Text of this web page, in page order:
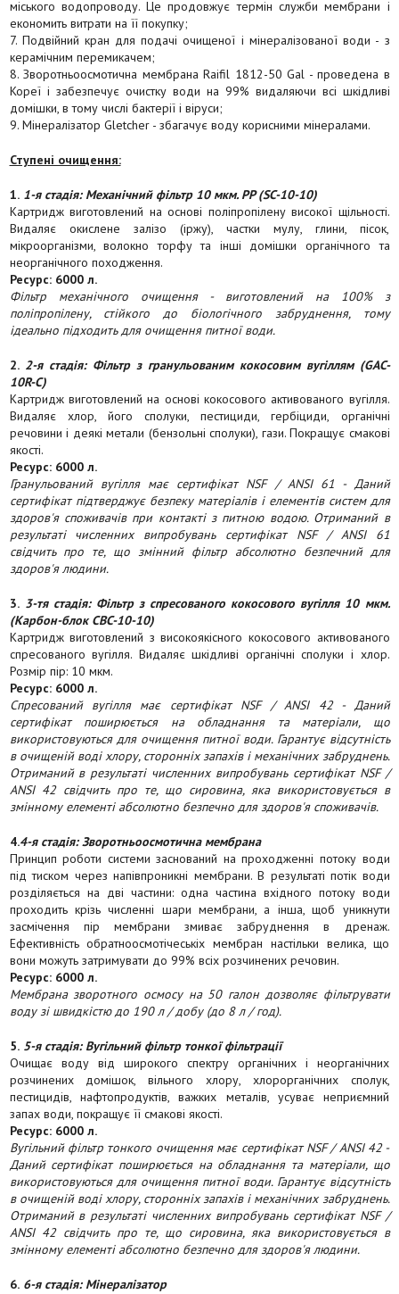
міського водопроводу. Це продовжує термін служби мембрани і
економить витрати на її покупку;
7. Подвійний кран для подачі очищеної і мінералізованої води - з
керамічним перемикачем;
8. Зворотньоосмотична мембрана Raifil 1812-50 Gal - проведена в
Кореї і забезпечує очистку води на 99% видаляючи всі шкідливі
домішки, в тому числі бактерії і віруси;
9. Мінералізатор Gletcher - збагачує воду корисними мінералами.
Ступені очищення:
1. 1-я стадія: Механічний фільтр 10 мкм. PP (SC-10-10)
Картридж виготовлений на основі поліпропілену високої щільності.
Видаляє окислене залізо (іржу), частки мулу, глини, пісок,
мікроорганізми, волокно торфу та інші домішки органічного та
неорганічного походження.
Ресурс: 6000 л.
Фільтр механічного очищення - виготовлений на 100% з
поліпропілену, стійкого до біологічного забруднення, тому
ідеально підходить для очищення питної води.
2. 2-я стадія: Фільтр з гранульованим кокосовим вугіллям (GAC-
10R-C)
Картридж виготовлений на основі кокосового активованого вугілля.
Видаляє хлор, його сполуки, пестициди, гербіциди, органічні
речовини і деякі метали (бензольні сполуки), гази. Покращує смакові
якості.
Ресурс: 6000 л.
Гранульований вугілля має сертифікат NSF / ANSI 61 - Даний
сертифікат підтверджує безпеку матеріалів і елементів систем для
здоров'я споживачів при контакті з питною водою. Отриманий в
результаті численних випробувань сертифікат NSF / ANSI 61
свідчить про те, що змінний фільтр абсолютно безпечний для
здоров'я людини.
3.3-тя стадія: Фільтр з спресованого кокосового вугілля 10 мкм.
(Карбон-блок CBC-10-10)
Картридж виготовлений з високоякісного кокосового активованого
спресованого вугілля. Видаляє шкідливі органічні сполуки і хлор.
Розмір пір: 10 мкм.
Ресурс: 6000 л.
Спресований вугілля має сертифікат NSF / ANSI 42 - Даний
сертифікат поширюється на обладнання та матеріали, що
використовуються для очищення питної води. Гарантує відсутність
в очищеній воді хлору, сторонніх запахів і механічних забруднень.
Отриманий в результаті численних випробувань сертифікат NSF /
ANSI 42 свідчить про те, що сировина, яка використовується в
змінному елементі абсолютно безпечно для здоров'я споживачів.
4.4-я стадія: Зворотньоосмотична мембрана
Принцип роботи системи заснований на проходженні потоку води
під тиском через напівпроникні мембрани. В результаті потік води
розділяється на дві частини: одна частина вхідного потоку води
проходить крізь численні шари мембрани, а інша, щоб уникнути
засмічення пір мембрани змиває забруднення в дренаж.
Ефективність обратноосмотічеськіх мембран настільки велика, що
вони можуть затримувати до 99% всіх розчинених речовин.
Ресурс: 6000 л.
Мембрана зворотного осмосу на 50 галон дозволяє фільтрувати
воду зі швидкістю до 190 л / добу (до 8 л / год).
5. 5-я стадія: Вугільний фільтр тонкої фільтрації
Очищає воду від широкого спектру органічних і неорганічних
розчинених домішок, вільного хлору, хлорорганічних сполук,
пестицидів, нафтопродуктів, важких металів, усуває неприємний
запах води, покращує її смакові якості.
Ресурс: 6000 л.
Вугільний фільтр тонкого очищення має сертифікат NSF / ANSI 42 -
Даний сертифікат поширюється на обладнання та матеріали, що
використовуються для очищення питної води. Гарантує відсутність
в очищеній воді хлору, сторонніх запахів і механічних забруднень.
Отриманий в результаті численних випробувань сертифікат NSF /
ANSI 42 свідчить про те, що сировина, яка використовується в
змінному елементі абсолютно безпечно для здоров'я людини.
6.6-я стадія: Мінералізатор